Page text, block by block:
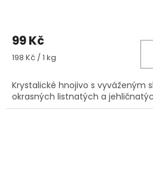
99 Kč
Měrná
198 Kč / 1 kg
Krystalické hnojivo s vyváženým
okrasných listnatých a